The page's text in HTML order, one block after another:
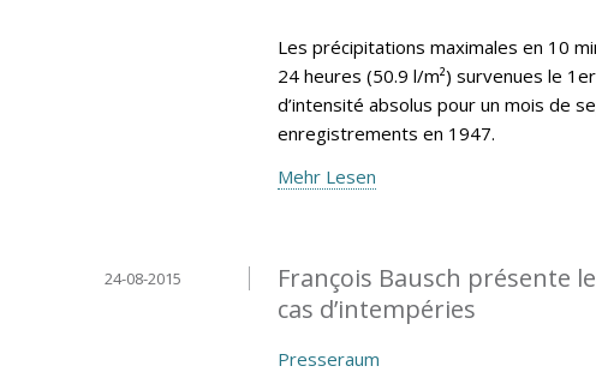
Les précipitations maximales en 10
24 heures (50.9 l/m²) survenues le
d’intensité absolus pour un mois de
enregistrements en 1947.
Mehr Lesen
François Bausch présente
cas d’intempéries
24-08-2015
Presseraum